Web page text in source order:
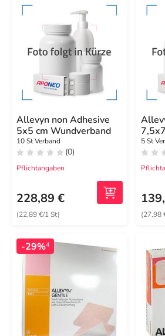
Allevyn non Adhesive
5x5 cm Wundverband
10 St Verband
(0)
Pflichtangaben
228,89 €
(22,89 €/1 St)
5 St
(27,98
-29%4